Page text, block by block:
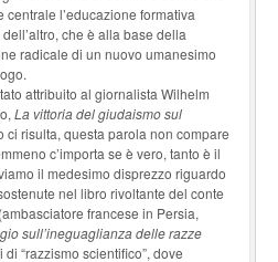
l’educazione formativa
che è alla base della
radicale di un nuovo umanesimo
attribuito al giornalista Wilhelm
La vittoria del giudaismo sul
ci risulta, questa parola non compare
c’importa se è vero, tanto è il
il medesimo disprezzo riguardo
nel libro rivoltante del conte
francese in Persia,
sull’ineguaglianza delle razze
“razzismo scientifico”, dove